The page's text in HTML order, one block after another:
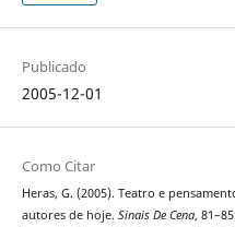
Publicado
2005-12-01
Como Citar
Heras, G. (2005). Teatro e
autores de hoje. Sinais De Cena, 81–85.